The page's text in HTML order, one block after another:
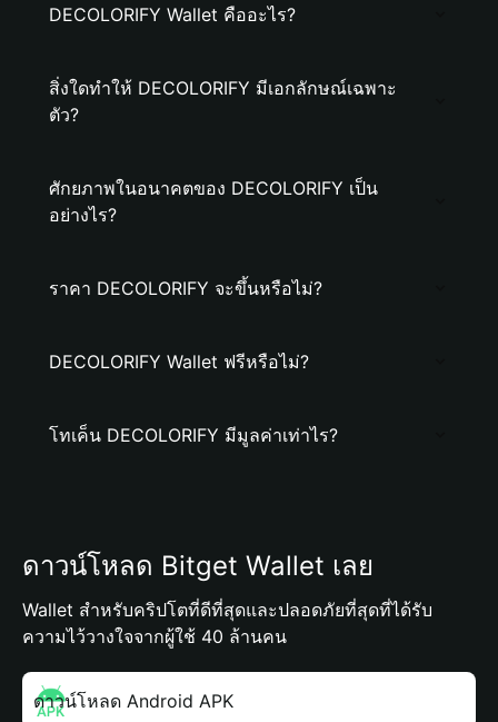
DECOLORIFY Wallet คืออะไร?
สิ่งใดทำให้ DECOLORIFY มีเอกลักษณ์เฉพาะ
ตัว?
ศักยภาพในอนาคตของ DECOLORIFY เป็น
อย่างไร?
ราคา DECOLORIFY จะขึ้นหรือไม่?
DECOLORIFY Wallet ฟรีหรือไม่?
โทเค็น DECOLORIFY มีมูลค่าเท่าไร?
ดาวน์โหลด Bitget Wallet เลย
Wallet สำหรับคริปโตที่ดีที่สุดและปลอดภัยที่สุดที่ได้รับ
ความไว้วางใจจากผู้ใช้ 40 ล้านคน
ดาวน์โหลด Android APK